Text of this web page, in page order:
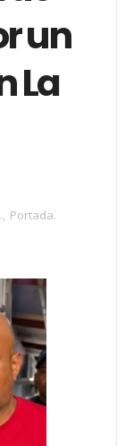
un
La
, Portada.